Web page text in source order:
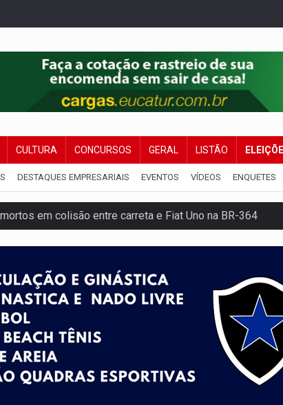
CULTURA CONCURSOS GERAL LISTÃO
DESTAQUES EMPRESARIAIS EVENTOS VÍDEOS ENQUETES
em colisão entre carreta e Fiat Uno na BR-364
da legislação sobre transporte de cargas
sexual infantil na internet e via IA
nuclear, defesa e ciência em Brasília
quatro mortos e um em estado grave na BR
nacional com participação de Marcela Bonfim
isoladas nesta sexta-feira (7)